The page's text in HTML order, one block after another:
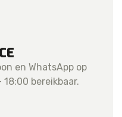
en WhatsApp op
bereikbaar.